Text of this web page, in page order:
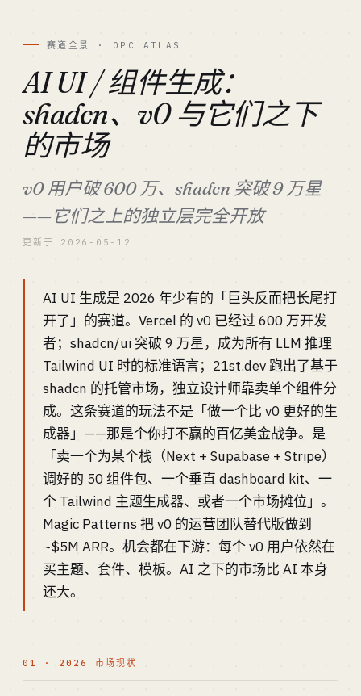
赛道全景 · OPC ATLAS
AI UI / 组件生成：
shadcn、v0 与它们之下
的市场
v0 用户破 600 万、shadcn 突破 9 万星
——它们之上的独立层完全开放
更新于 2026-05-12
AI UI 生成是 2026 年少有的「巨头反而把长尾打
开了」的赛道。Vercel 的 v0 已经过 600 万开发
者；shadcn/ui 突破 9 万星，成为所有 LLM 推理
Tailwind UI 时的标准语言；21st.dev 跑出了基于
shadcn 的托管市场，独立设计师靠卖单个组件分
成。这条赛道的玩法不是「做一个比 v0 更好的生
成器」——那是个你打不赢的百亿美金战争。是
「卖一个为某个栈（Next + Supabase + Stripe）
调好的 50 组件包、一个垂直 dashboard kit、一
个 Tailwind 主题生成器、或者一个市场摊位」。
Magic Patterns 把 v0 的运营团队替代版做到
~$5M ARR。机会都在下游：每个 v0 用户依然在
买主题、套件、模板。AI 之下的市场比 AI 本身
还大。
01 · 2026 市场现状